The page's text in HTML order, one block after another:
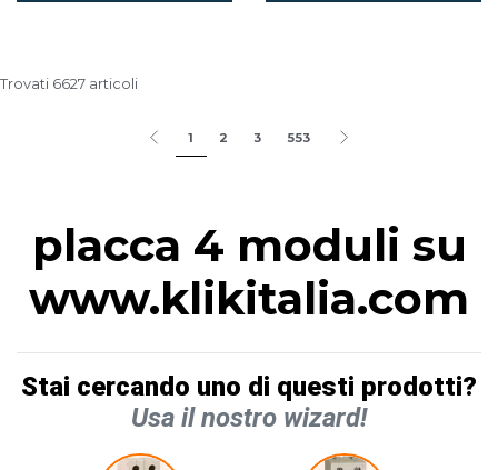
Trovati 6627 articoli
1 2 3 553
placca 4 moduli su
www.klikitalia.com
Stai cercando uno di questi prodotti?
Usa il nostro wizard!